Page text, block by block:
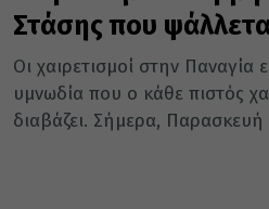
Στάσης που
Οι χαιρετισμοί στην Παναγία
υμνωδία που ο κάθε πιστός
διαβάζει. Σήμερα, Παρασκευή